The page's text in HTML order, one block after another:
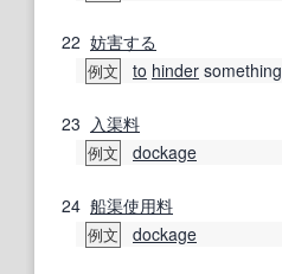
22 妨害する
例文 to hinder something
23 入渠料
例文 dockage
24 船渠使用料
例文 dockage